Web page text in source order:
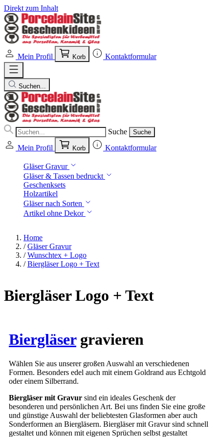
Direkt zum Inhalt
Mein Profil Korb Kontaktformular
Suchen...
Suche Suche
Mein Profil Korb Kontaktformular
Gläser Gravur
Gläser & Tassen bedruckt
Geschenksets
Holzartikel
Gläser nach Sorten
Artikel ohne Dekor
Home
/ Gläser Gravur
/ Wunschtex + Logo
/ Biergläser Logo + Text
Biergläser Logo + Text
Biergläsergravieren
Wählen Sie aus unserer großen Auswahl an verschiedenen
Formen. Besonders edel auch mit einem Goldrand aus Echtgold
oder einem Silberrand.
Biergläser mit Gravur sind ein ideales Geschenk der
besonderen und persönlichen Art. Bei uns finden Sie eine große
und günstige Auswahl der beliebtesten Glasformen aber auch
Sonderformen an Biergläsern. Biergläser mit Gravur sind schnell
gestaltet und können mit eigenen Sprüchen selbst gestaltet